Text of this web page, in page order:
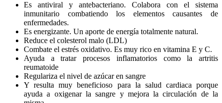
Es antiviral y antebacteriano. Colabora con el sistema
inmunitario combatiendo los elementos causantes de
enfermedades.
Es energizante. Un aporte de energía totalmente natural.
Reduce el colesterol malo (LDL)
Combate el estrés oxidativo. Es muy rico en vitamina E y C.
Ayuda a tratar procesos inflamatorios como la artritis
reumatoide
Regulariza el nivel de azúcar en sangre
Y resulta muy beneficioso para la salud cardiaca porque
ayuda a oxigenar la sangre y mejora la circulación de la